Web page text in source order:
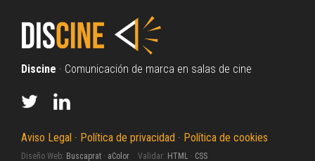
Discine · Comunicación de marca en salas de cine
Aviso Legal · Política de privacidad · Política de cookies
Diseño Web: Buscaprat · aColor Validar: HTML · CSS